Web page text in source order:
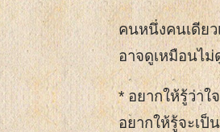
คนหนึ่งคนเดียว
อาจดูเหมือนไ
* อยากให้รู้ว่าใ
อยากให้รู้จะเป็